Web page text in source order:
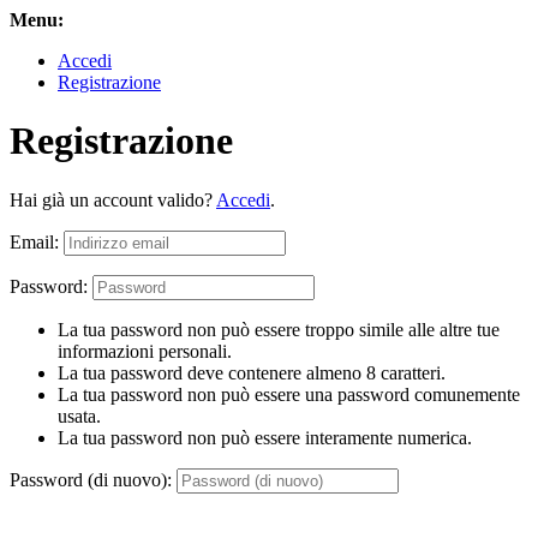
Menu:
Accedi
Registrazione
Registrazione
Hai già un account valido? Accedi.
Email:
Password:
La tua password non può essere troppo simile alle altre tue
informazioni personali.
La tua password deve contenere almeno 8 caratteri.
La tua password non può essere una password comunemente
usata.
La tua password non può essere interamente numerica.
Password (di nuovo):